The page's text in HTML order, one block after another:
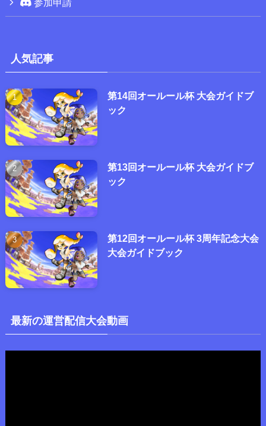
参加申請
人気記事
第14回オールール杯 大会ガイドブ
ック
第13回オールール杯 大会ガイドブ
ック
第12回オールール杯 3周年記念大会
大会ガイドブック
最新の運営配信大会動画